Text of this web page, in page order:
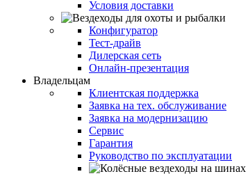
Условия доставки
Конфигуратор
Тест-драйв
Дилерская сеть
Онлайн-презентация
Владельцам
Клиентская поддержка
Заявка на тех. обслуживание
Заявка на модернизацию
Сервис
Гарантия
Руководство по эксплуатации